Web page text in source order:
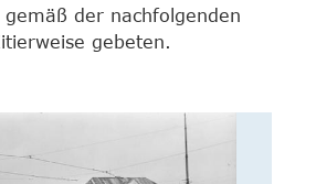
gemäß der nachfolgenden
gebeten.